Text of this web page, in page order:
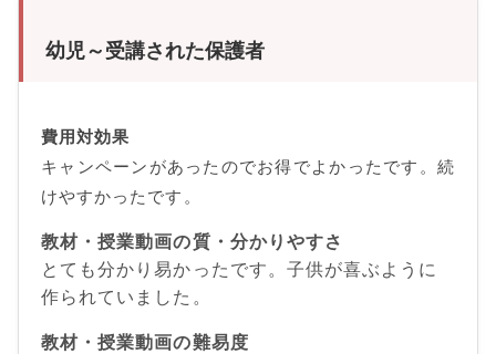
幼児～受講された保護者
費用対効果
キャンペーンがあったのでお得でよかったです。続
けやすかったです。
教材・授業動画の質・分かりやすさ
とても分かり易かったです。子供が喜ぶように
作られていました。
教材・授業動画の難易度